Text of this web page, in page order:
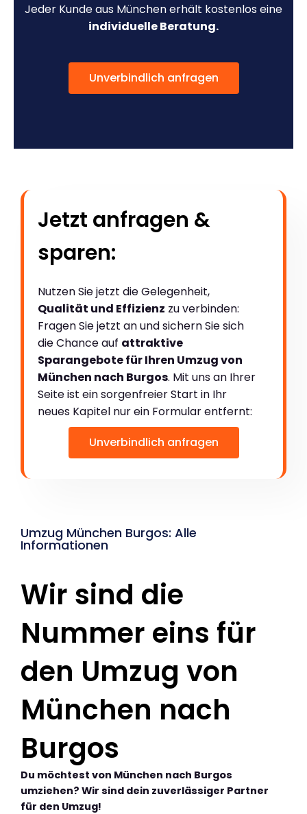
Jeder Kunde aus München erhält kostenlos eine
individuelle Beratung.
Unverbindlich anfragen
Jetzt anfragen &
sparen:
Nutzen Sie jetzt die Gelegenheit,
Qualität und Effizienz zu verbinden:
Fragen Sie jetzt an und sichern Sie sich
die Chance auf attraktive
Sparangebote für Ihren Umzug von
München nach Burgos. Mit uns an Ihrer
Seite ist ein sorgenfreier Start in Ihr
neues Kapitel nur ein Formular entfernt:
Unverbindlich anfragen
Umzug München Burgos: Alle
Informationen
Wir sind die
Nummer eins für
den Umzug von
München nach
Burgos
Du möchtest von München nach Burgos
umziehen? Wir sind dein zuverlässiger Partner
für den Umzug!